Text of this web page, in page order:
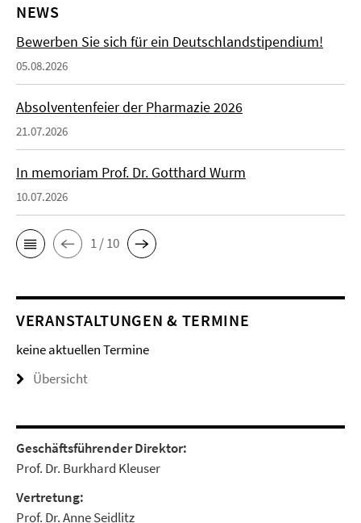
NEWS
Bewerben Sie sich für ein Deutschlandstipendium!
05.08.2026
Absolventenfeier der Pharmazie 2026
21.07.2026
In memoriam Prof. Dr. Gotthard Wurm
10.07.2026
1 / 10
VERANSTALTUNGEN & TERMINE
keine aktuellen Termine
Übersicht
Geschäftsführender Direktor:
Prof. Dr. Burkhard Kleuser
Vertretung:
Prof. Dr. Anne Seidlitz